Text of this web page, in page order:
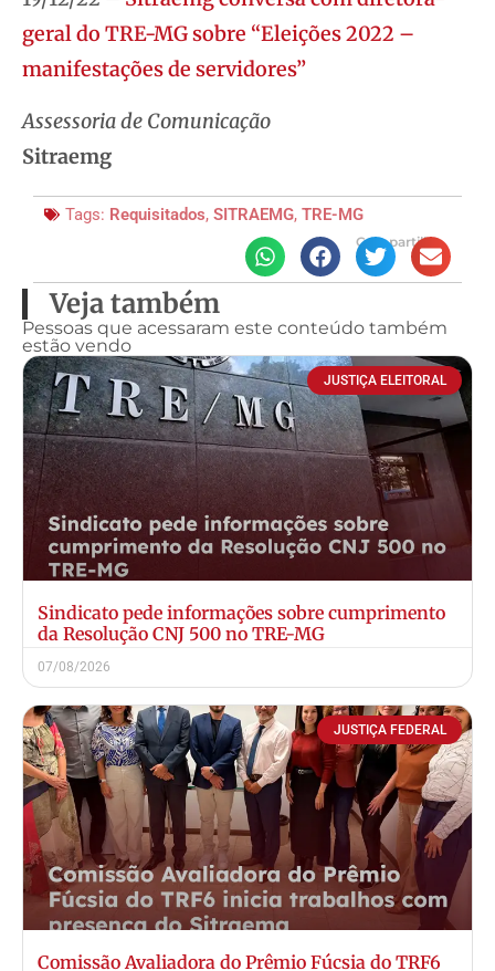
geral do TRE-MG sobre “Eleições 2022 –
manifestações de servidores”
Assessoria de Comunicação
Sitraemg
Tags: Requisitados, SITRAEMG, TRE-MG
Compartilhe
Veja também
Pessoas que acessaram este conteúdo também
estão vendo
JUSTIÇA ELEITORAL
Sindicato pede informações sobre cumprimento
da Resolução CNJ 500 no TRE-MG
07/08/2026
JUSTIÇA FEDERAL
Comissão Avaliadora do Prêmio Fúcsia do TRF6